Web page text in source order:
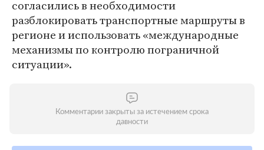
согласились в необходимости
разблокировать транспортные маршруты в
регионе и использовать «международные
механизмы по контролю пограничной
ситуации».
Комментарии закрыты за истечением срока
давности